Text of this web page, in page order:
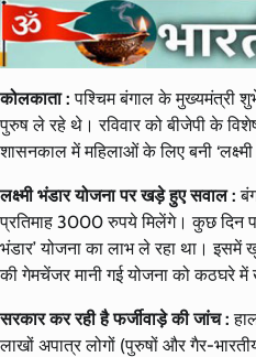
कोलकाता :पश्चिम बंगाल के मुख्यमंत्री
पुरुष ले रहे थे। रविवार को बीजेपी के
शासनकाल में महिलाओं के लिए बनी
लक्ष्मी भंडार योजना पर खड़े हुए सवाल :
प्रतिमाह 3000 रुपये मिलेंगे। कुछ दिन
भंडार’ योजना का लाभ ले रहा था।
की गेमचेंजर मानी गई योजना को कठघरे में
सरकार कर रही है फर्जीवाड़े की जांच :
लाखों अपात्र लोगों (पुरुषों और गैर-